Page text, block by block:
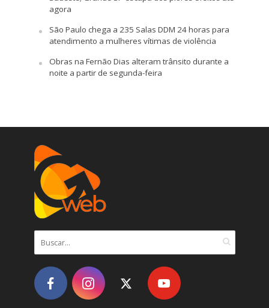
agora
São Paulo chega a 235 Salas DDM 24 horas para
atendimento a mulheres vítimas de violência
Obras na Fernão Dias alteram trânsito durante a
noite a partir de segunda-feira